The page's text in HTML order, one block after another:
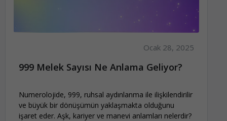
Ocak 28, 2025
999 Melek Sayısı Ne Anlama Geliyor?
Numerolojide, 999, ruhsal aydınlanma ile ilişkilendirilir
ve büyük bir dönüşümün yaklaşmakta olduğunu
işaret eder. Aşk, kariyer ve manevi anlamları nelerdir?